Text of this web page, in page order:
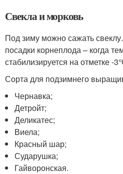
Свекла и морковь
Под зиму можно сажать
посадки корнеплода – когда
стабилизируется на отметке -
Сорта для подзимнего
Чернавка;
Детройт;
Деликатес;
Виела;
Красный шар;
Сударушка;
Гайворонская.